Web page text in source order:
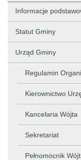
Informacje
Statut Gminy
Urząd Gminy
Regulamin
Kierownictwo
Kancelaria Wójta
Sekretariat
Pełnomocnik